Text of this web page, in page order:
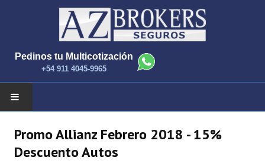
Pedinos tu Multicotización
+54 911 4045-9965
NOTICIAS
Promo Allianz Febrero 2018 - 15%
Descuento Autos